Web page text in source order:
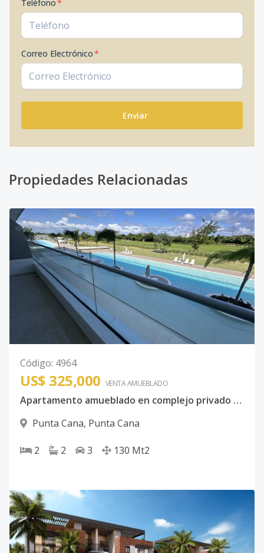
Teléfono*
Correo Electrónico*
Enviar
Propiedades Relacionadas
Código: 4964
US$ 325,000 VENTA AMUEBLADO
Apartamento amueblado en complejo privado de punta cana con playa y campo de golf
Punta Cana, Punta Cana
2 2 3 130 Mt2